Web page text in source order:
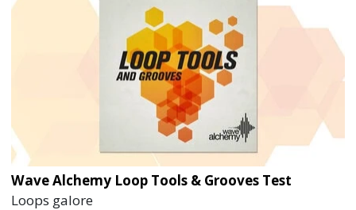
Wave Alchemy Loop Tools & Grooves Test
Loops galore